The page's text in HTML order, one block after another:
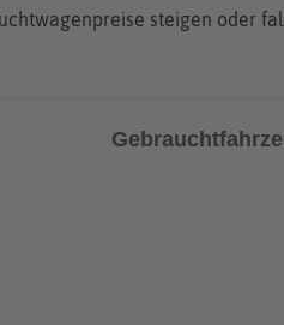
steigen oder